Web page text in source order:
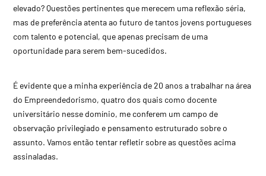
elevado? Questões pertinentes que merecem uma reflexão séria,
mas de preferência atenta ao futuro de tantos jovens portugueses
com talento e potencial, que apenas precisam de uma
oportunidade para serem bem-sucedidos.
É evidente que a minha experiência de 20 anos a trabalhar na área
do Empreendedorismo, quatro dos quais como docente
universitário nesse domínio, me conferem um campo de
observação privilegiado e pensamento estruturado sobre o
assunto. Vamos então tentar refletir sobre as questões acima
assinaladas.